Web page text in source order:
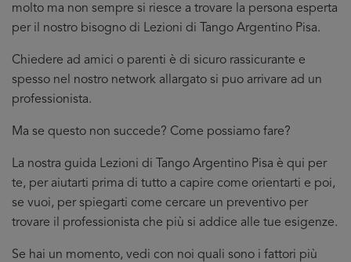
molto ma non sempre si riesce a trovare la persona esperta
per il nostro bisogno di Lezioni di Tango Argentino Pisa.
Chiedere ad amici o parenti è di sicuro rassicurante e
spesso nel nostro network allargato si puo arrivare ad un
professionista.
Ma se questo non succede? Come possiamo fare?
La nostra guida Lezioni di Tango Argentino Pisa è qui per
te, per aiutarti prima di tutto a capire come orientarti e poi,
se vuoi, per spiegarti come cercare un preventivo per
trovare il professionista che più si addice alle tue esigenze.
Se hai un momento, vedi con noi quali sono i fattori più